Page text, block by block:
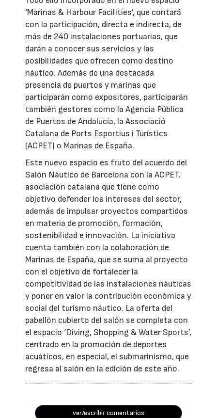
‘Marinas & Harbour Facilities’, que contará
con la participación, directa e indirecta, de
más de 240 instalaciones portuarias, que
darán a conocer sus servicios y las
posibilidades que ofrecen como destino
náutico. Además de una destacada
presencia de puertos y marinas que
participarán como expositores, participarán
también gestores como la Agencia Pública
de Puertos de Andalucía, la Associació
Catalana de Ports Esportius i Turístics
(ACPET) o Marinas de España.
Este nuevo espacio es fruto del acuerdo del
Salón Náutico de Barcelona con la ACPET,
asociación catalana que tiene como
objetivo defender los intereses del sector,
además de impulsar proyectos compartidos
en materia de promoción, formación,
sostenibilidad e innovación. La iniciativa
cuenta también con la colaboración de
Marinas de España, que se suma al proyecto
con el objetivo de fortalecer la
competitividad de las instalaciones náuticas
y poner en valor la contribución económica y
social del turismo náutico. La oferta del
pabellón cubierto del salón se completa con
el espacio ‘Diving, Shopping & Water Sports’,
centrado en la promoción de deportes
acuáticos, en especial, el submarinismo, que
regresa al salón en la edición de este año.
ver/escribir comentarios